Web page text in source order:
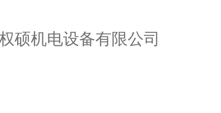
硕机电设备有限公司